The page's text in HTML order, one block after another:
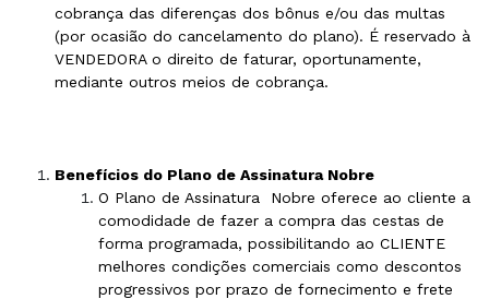
cobrança das diferenças dos bônus e/ou das multas
(por ocasião do cancelamento do plano). É reservado à
VENDEDORA o direito de faturar, oportunamente,
mediante outros meios de cobrança.
Benefícios do Plano de Assinatura Nobre
O Plano de Assinatura Nobre oferece ao cliente a
comodidade de fazer a compra das cestas de
forma programada, possibilitando ao CLIENTE
melhores condições comerciais como descontos
progressivos por prazo de fornecimento e frete